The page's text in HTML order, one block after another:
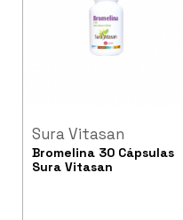
Sura Vitasan
Bromelina 30 Cápsulas
Sura Vitasan